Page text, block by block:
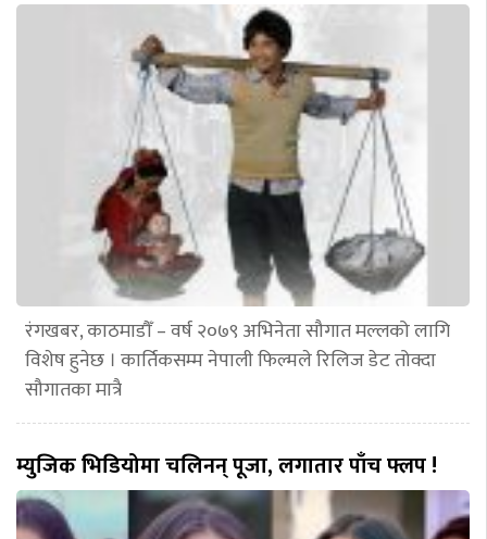
रंगखबर, काठमाडौँ – वर्ष २०७९ अभिनेता सौगात मल्लको लागि
विशेष हुनेछ । कार्तिकसम्म नेपाली फिल्मले रिलिज डेट तोक्दा
सौगातका मात्रै
म्युजिक भिडियोमा चलिनन् पूजा, लगातार पाँच फ्लप !